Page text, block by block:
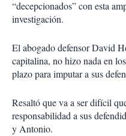
“decepcionados” con esta
investigación.
El abogado defensor David
capitalina, no hizo nada en
plazo para imputar a sus
Resaltó que va a ser difícil
responsabilidad a sus
y Antonio.